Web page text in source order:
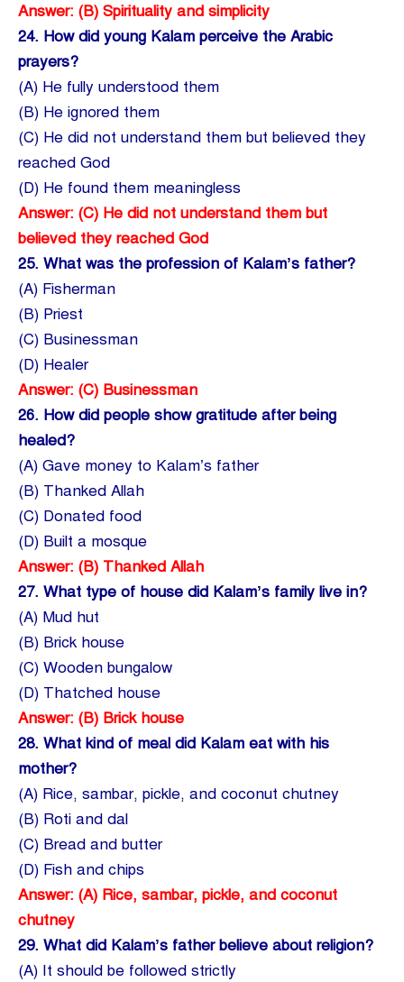
Answer: (B) Spirituality and simplicity
24. How did young Kalam perceive the Arabic
prayers?
(A) He fully understood them
(B) He ignored them
(C) He did not understand them but believed they
reached God
(D) He found them meaningless
Answer: (C) He did not understand them but
believed they reached God
25. What was the profession of Kalam’s father?
(A) Fisherman
(B) Priest
(C) Businessman
(D) Healer
Answer: (C) Businessman
26. How did people show gratitude after being
healed?
(A) Gave money to Kalam’s father
(B) Thanked Allah
(C) Donated food
(D) Built a mosque
Answer: (B) Thanked Allah
27. What type of house did Kalam’s family live in?
(A) Mud hut
(B) Brick house
(C) Wooden bungalow
(D) Thatched house
Answer: (B) Brick house
28. What kind of meal did Kalam eat with his
mother?
(A) Rice, sambar, pickle, and coconut chutney
(B) Roti and dal
(C) Bread and butter
(D) Fish and chips
Answer: (A) Rice, sambar, pickle, and coconut
chutney
29. What did Kalam’s father believe about religion?
(A) It should be followed strictly